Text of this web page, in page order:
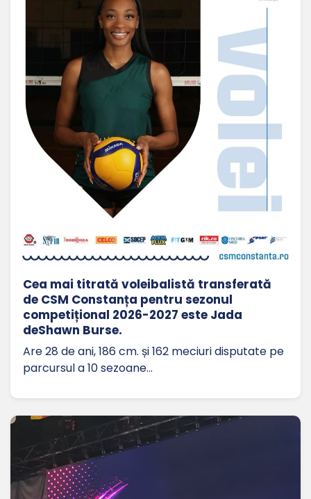
Cea mai titrată voleibalistă transferată
de CSM Constanța pentru sezonul
competițional 2026-2027 este Jada
deShawn Burse.
Are 28 de ani, 186 cm. și 162 meciuri disputate pe
parcursul a 10 sezoane…